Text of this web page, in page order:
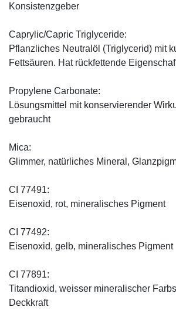
Konsistenzgeber
Caprylic/Capric Triglyceride:
Pflanzliches Neutralöl (Triglycerid) mit
Fettsäuren. Hat rückfettende
Propylene Carbonate:
Lösungsmittel mit konservierender
gebraucht
Mica:
Glimmer, natürliches Mineral,
CI 77491:
Eisenoxid, rot, mineralisches Pigment
CI 77492:
Eisenoxid, gelb, mineralisches Pigment
CI 77891:
Titandioxid, weisser mineralischer
Deckkraft